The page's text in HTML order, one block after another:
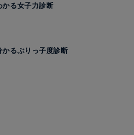
かる女子力診断
かるぶりっ子度診断